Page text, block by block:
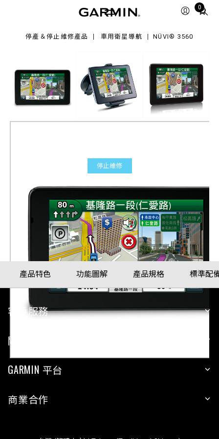
0
Total
停產＆停止維修產品 車用衛星導航 NÜVI® 3560
停止維修
nüvi® 3560
高畫質聲控導航機
產品料號010-00921-42
產品特色 功能圖解 產品規格 標準配
客戶服務
關於 GARMIN
GARMIN 平台
商業合作